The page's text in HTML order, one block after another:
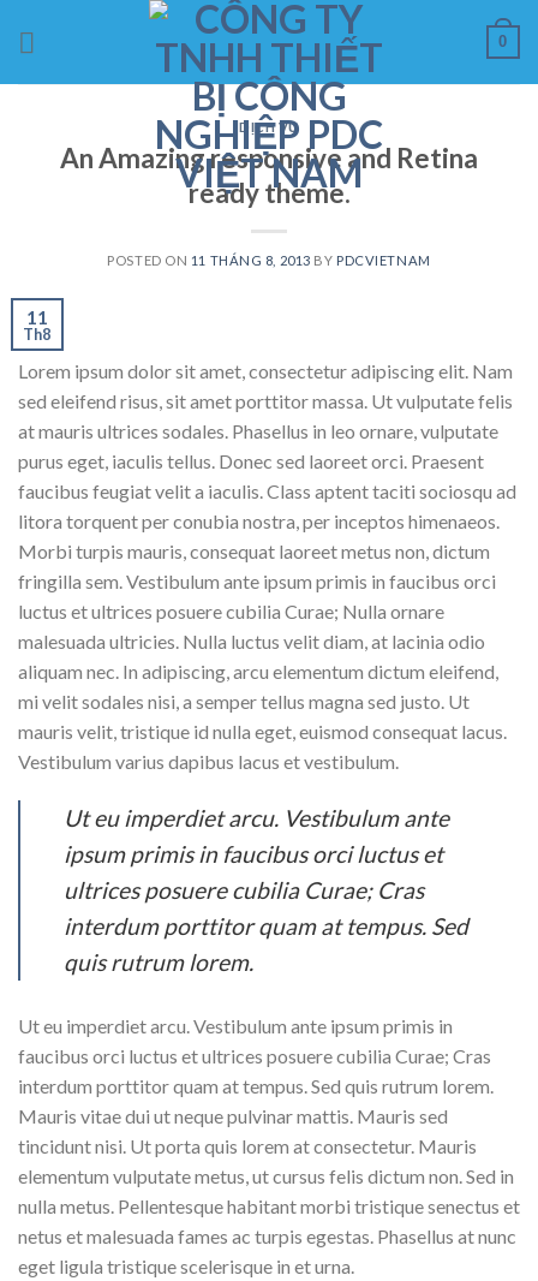
0
DỊCH VỤ
An Amazing responsive and Retina
ready theme.
POSTED ON 11 THÁNG 8, 2013 BY PDCVIETNAM
11
Th8
Lorem ipsum dolor sit amet, consectetur adipiscing elit. Nam
sed eleifend risus, sit amet porttitor massa. Ut vulputate felis
at mauris ultrices sodales. Phasellus in leo ornare, vulputate
purus eget, iaculis tellus. Donec sed laoreet orci. Praesent
faucibus feugiat velit a iaculis. Class aptent taciti sociosqu ad
litora torquent per conubia nostra, per inceptos himenaeos.
Morbi turpis mauris, consequat laoreet metus non, dictum
fringilla sem. Vestibulum ante ipsum primis in faucibus orci
luctus et ultrices posuere cubilia Curae; Nulla ornare
malesuada ultricies. Nulla luctus velit diam, at lacinia odio
aliquam nec. In adipiscing, arcu elementum dictum eleifend,
mi velit sodales nisi, a semper tellus magna sed justo. Ut
mauris velit, tristique id nulla eget, euismod consequat lacus.
Vestibulum varius dapibus lacus et vestibulum.
Ut eu imperdiet arcu. Vestibulum ante
ipsum primis in faucibus orci luctus et
ultrices posuere cubilia Curae; Cras
interdum porttitor quam at tempus. Sed
quis rutrum lorem.
Ut eu imperdiet arcu. Vestibulum ante ipsum primis in
faucibus orci luctus et ultrices posuere cubilia Curae; Cras
interdum porttitor quam at tempus. Sed quis rutrum lorem.
Mauris vitae dui ut neque pulvinar mattis. Mauris sed
tincidunt nisi. Ut porta quis lorem at consectetur. Mauris
elementum vulputate metus, ut cursus felis dictum non. Sed in
nulla metus. Pellentesque habitant morbi tristique senectus et
netus et malesuada fames ac turpis egestas. Phasellus at nunc
eget ligula tristique scelerisque in et urna.